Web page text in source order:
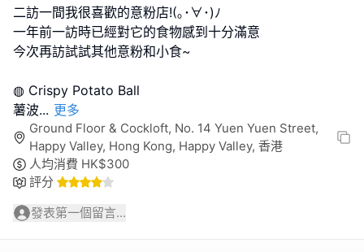
二訪一間我很喜歡的意粉店!(｡･∀･)ﾉ
一年前一訪時已經對它的食物感到十分滿意
今次再訪試試其他意粉和小食~
◍ Crispy Potato Ball
薯波... 更多
Ground Floor & Cockloft, No. 14 Yuen Yuen Street,
Happy Valley, Hong Kong, Happy Valley, 香港
人均消費 HK$300
評分
發表第一個留言...